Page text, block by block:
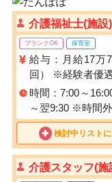
介護福祉士(施設
ブランクOK 保育室
給与：月給17
回） ※経験者優
時間：7:00～
～翌9:30 ※時間
検討中リスト
介護スタッフ(施